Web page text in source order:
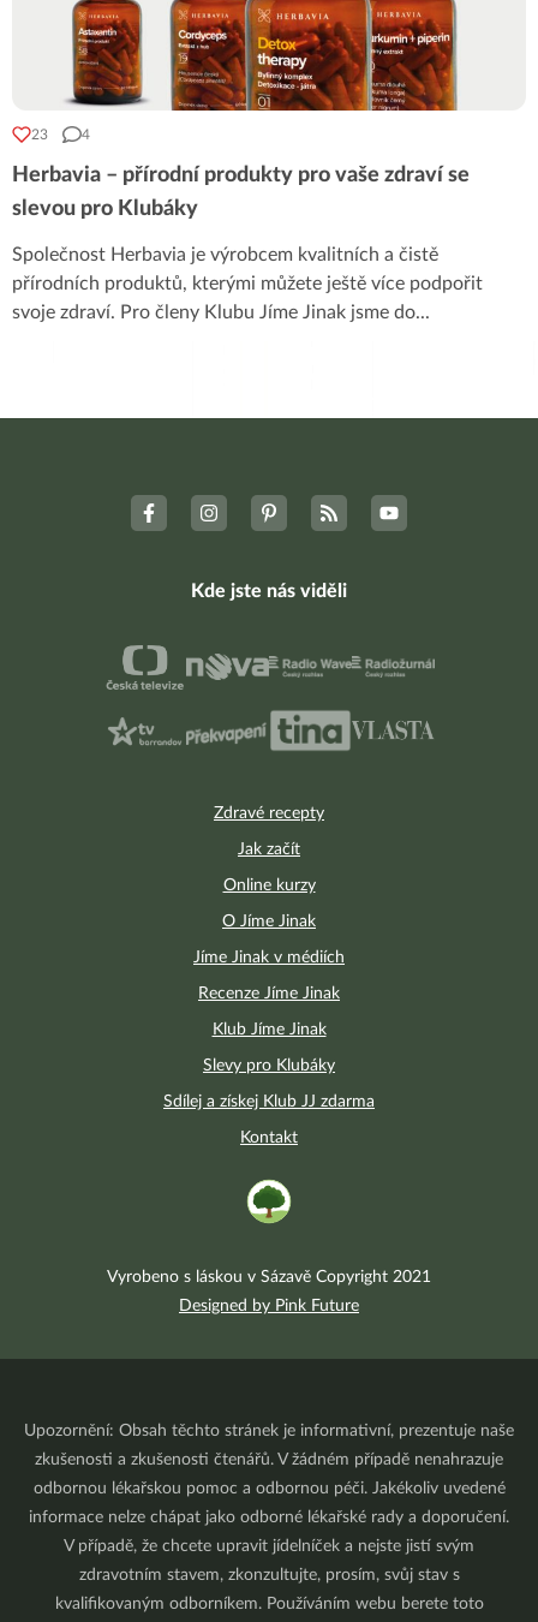
23 4
Herbavia – přírodní produkty pro vaše zdraví se
slevou pro Klubáky
Společnost Herbavia je výrobcem kvalitních a čistě
přírodních produktů, kterými můžete ještě více podpořit
svoje zdraví. Pro členy Klubu Jíme Jinak jsme do...
Zdravé recepty
Jak začít
Online kurzy
O Jíme Jinak
Jíme Jinak v médiích
Recenze Jíme Jinak
Klub Jíme Jinak
Slevy pro Klubáky
Sdílej a získej Klub JJ zdarma
Kontakt
Kde jste nás viděli
Vyrobeno s láskou v Sázavě Copyright 2021
Designed by Pink Future
Upozornění: Obsah těchto stránek je informativní, prezentuje naše
zkušenosti a zkušenosti čtenářů. V žádném případě nenahrazuje
odbornou lékařskou pomoc a odbornou péči. Jakékoliv uvedené
informace nelze chápat jako odborné lékařské rady a doporučení.
V případě, že chcete upravit jídelníček a nejste jistí svým
zdravotním stavem, zkonzultujte, prosím, svůj stav s
kvalifikovaným odborníkem. Používáním webu berete toto